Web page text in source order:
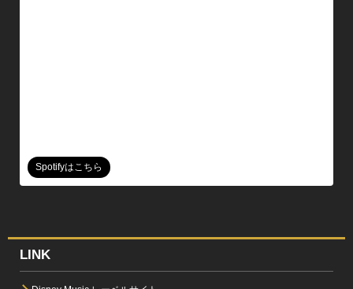
Spotifyはこちら
LINK